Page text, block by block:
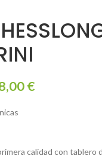
€
calidad con tablero